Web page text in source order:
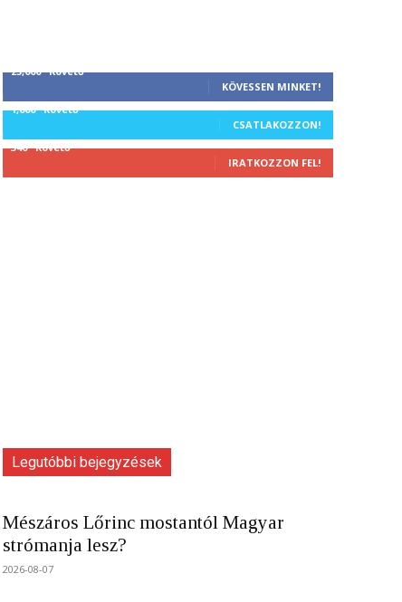
25,000 Követő
KÖVESSEN MINKET!
1,000 Követő
CSATLAKOZZON!
340 Követő
IRATKOZZON FEL!
Legutóbbi bejegyzések
Mészáros Lőrinc mostantól Magyar
strómanja lesz?
2026-08-07